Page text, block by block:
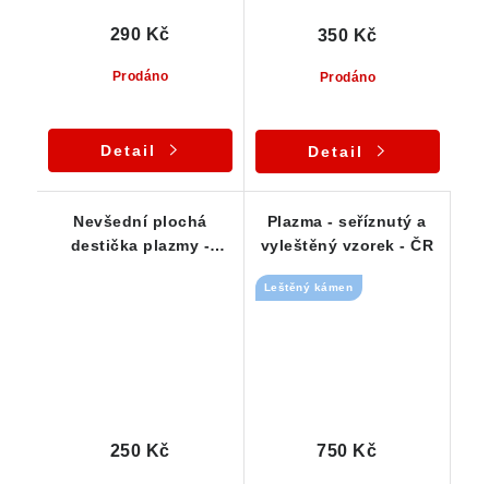
Prodáno
290 Kč
Detail
Prodáno
350 Kč
Detail
Nevšední plochá
destička plazmy -
250 Kč
Plazma - seříznutý a
vyleštěný vzorek - ČR
Leštěný kámen
750 Kč